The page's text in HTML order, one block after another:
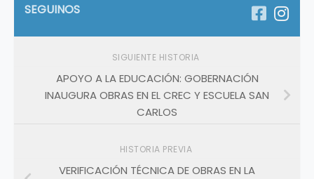
SEGUINOS
SIGUIENTE HISTORIA
APOYO A LA EDUCACIÓN: GOBERNACIÓN
INAUGURA OBRAS EN EL CREC Y ESCUELA SAN
CARLOS
HISTORIA PREVIA
VERIFICACIÓN TÉCNICA DE OBRAS EN LA